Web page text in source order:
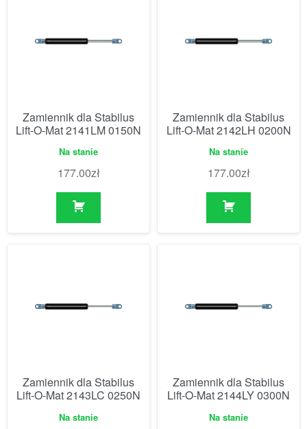
Zamiennik dla Stabilus
Lift-O-Mat 2141LM 0150N
Na stanie
177.00zł
Zamiennik dla Stabilus
Lift-O-Mat 2142LH 0200N
Na stanie
177.00zł
Zamiennik dla Stabilus
Lift-O-Mat 2143LC 0250N
Na stanie
Zamiennik dla Stabilus
Lift-O-Mat 2144LY 0300N
Na stanie